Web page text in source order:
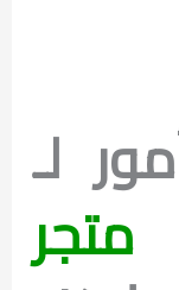
لـ
متجر